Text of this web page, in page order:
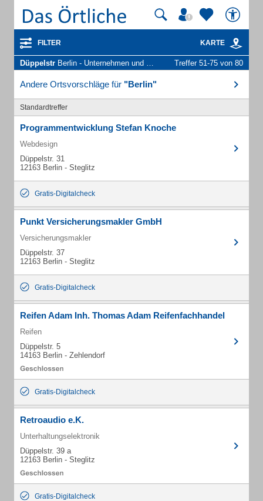
FILTER KARTE
Düppelstr Berlin - Unternehmen und Personen Treffer 51-75 von 80
Andere Ortsvorschläge für "Berlin"
Standardtreffer
Programmentwicklung Stefan Knoche
Webdesign
Düppelstr. 31
12163 Berlin - Steglitz
Gratis-Digitalcheck
Punkt Versicherungsmakler GmbH
Versicherungsmakler
Düppelstr. 37
12163 Berlin - Steglitz
Gratis-Digitalcheck
Reifen Adam Inh. Thomas Adam Reifenfachhandel
Reifen
Düppelstr. 5
14163 Berlin - Zehlendorf
Gratis-Digitalcheck
Retroaudio e.K.
Unterhaltungselektronik
Düppelstr. 39 a
12163 Berlin - Steglitz
Gratis-Digitalcheck